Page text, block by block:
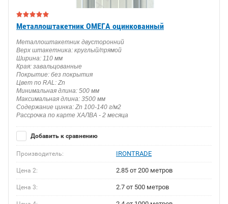
Металлоштакетник ОМЕГА оцинкованный
Металлоштакетник двусторонний
Верх штакетника: круглый/прямой
Ширина: 110 мм
Края: завальцованные
Покрытие: без покрытия
Цвет по RAL: Zn
Минимальная длина: 500 мм
Максимальная длина: 3500 мм
Содержание цинка: Zn 100-140 г/м2
Рассрочка по карте ХАЛВА - 2 месяца
Добавить к сравнению
Производитель: IRONTRADE
Цена 2: 2.85 от 200 метров
Цена 3: 2.7 от 500 метров